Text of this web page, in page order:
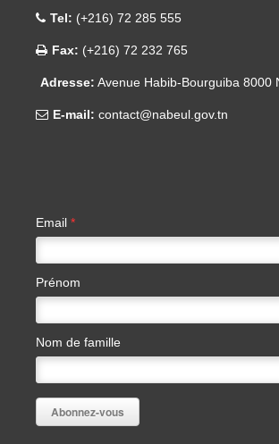
Tel: (+216) 72 285 555
Fax: (+216) 72 232 765
Adresse: Avenue Habib-Bourguiba 8000
E-mail: contact@nabeul.gov.tn
Email *
Prénom
Nom de famille